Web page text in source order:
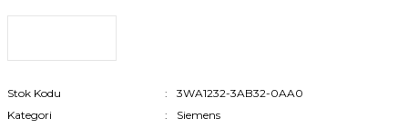
Stok Kodu
3WA1232-3AB32-0AA0
Kategori
Siemens